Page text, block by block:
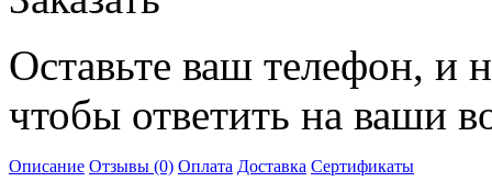
Оставьте ваш телефон, и
чтобы ответить на ваши
Описание Отзывы (0) Оплата Доставка Сертификаты